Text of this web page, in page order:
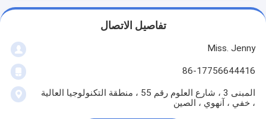
تفاصيل الاتصال
Miss. Jenny
86-17756644416
المبنى 3 ، شارع العلوم رقم 55 ، منطقة التكنولوجيا العالية
، خفي ، آنهوي ، الصين